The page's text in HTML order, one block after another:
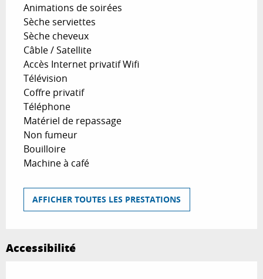
Animations de soirées
Sèche serviettes
Sèche cheveux
Câble / Satellite
Accès Internet privatif Wifi
Télévision
Coffre privatif
Téléphone
Matériel de repassage
Non fumeur
Bouilloire
Machine à café
AFFICHER TOUTES LES PRESTATIONS
Accessibilité